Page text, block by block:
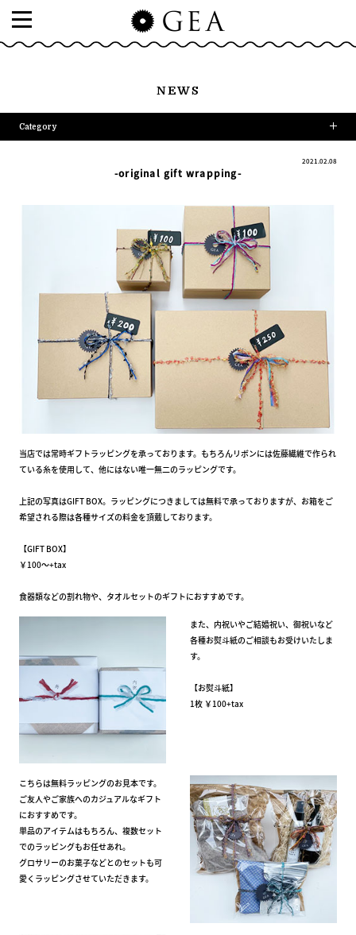
NEWS
Category
2021.02.08
-original gift wrapping-
当店では常時ギフトラッピングを承っております。もちろんリボンには佐藤繊維で作られ
ている糸を使用して、他にはない唯一無二のラッピングです。
上記の写真はGIFT BOX。ラッピングにつきましては無料で承っておりますが、お箱をご
希望される際は各種サイズの料金を頂戴しております。
【GIFT BOX】
￥100～+tax
食器類などの割れ物や、タオルセットのギフトにおすすめです。
また、内祝いやご結婚祝い、御祝いなど
各種お熨斗紙のご相談もお受けいたしま
す。
【お熨斗紙】
1枚 ￥100+tax
こちらは無料ラッピングのお見本です。
ご友人やご家族へのカジュアルなギフト
におすすめです。
単品のアイテムはもちろん、複数セット
でのラッピングもお任せあれ。
グロサリーのお菓子などとのセットも可
愛くラッピングさせていただきます。